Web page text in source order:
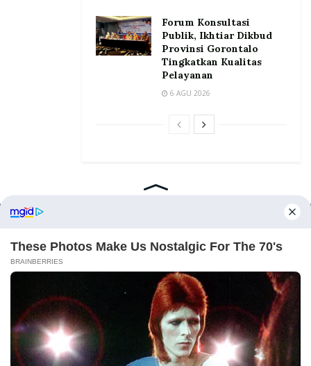
Forum Konsultasi
Publik, Ikhtiar Dikbud
Provinsi Gorontalo
Tingkatkan Kualitas
Pelayanan
6 AGU 2026
©2026 Prosesnews.id. All Rights Reserved.